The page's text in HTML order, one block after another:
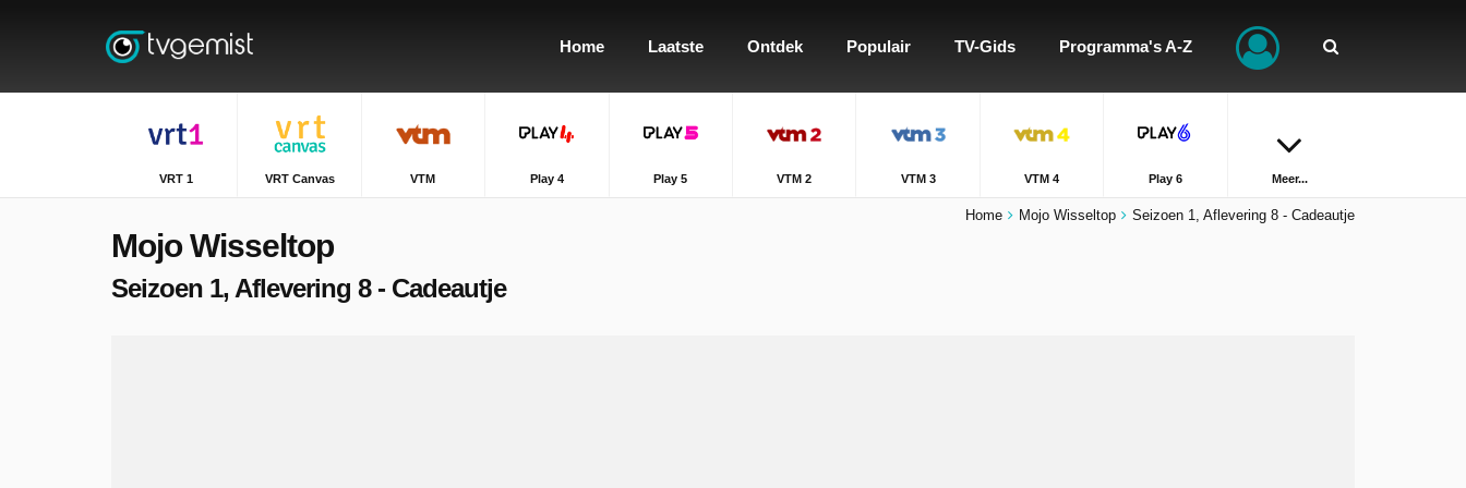
Home Laatste Ontdek Populair TV-Gids Programma's A-Z
VRT 1 VRT Canvas VTM Play 4 Play 5 VTM 2 VTM 3 VTM 4 Play 6 Meer...
Home Mojo Wisseltop Seizoen 1, Aflevering 8 - Cadeautje
Mojo Wisseltop
Seizoen 1, Aflevering 8 - Cadeautje